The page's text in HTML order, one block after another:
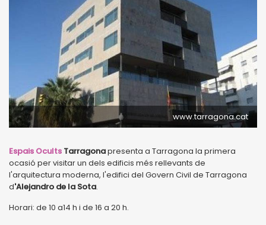
www.tarragona.cat
Espais Ocults Tarragonapresenta a Tarragona la primera
ocasió per visitar un dels edificis més rellevants de
l'arquitectura moderna, l'edifici del Govern Civil de Tarragona
d'Alejandro de la Sota.
Horari: de 10 a14 h i de 16 a 20 h.